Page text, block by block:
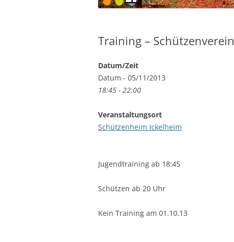
Training – Schützenverein
Datum/Zeit
Datum - 05/11/2013
18:45 - 22:00
Veranstaltungsort
Schützenheim Ickelheim
Jugendtraining ab 18:45
Schützen ab 20 Uhr
Kein Training am 01.10.13